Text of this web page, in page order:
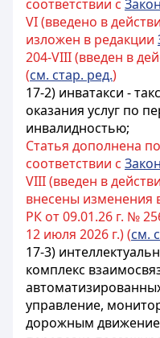
соответствии с
VI (введено в
изложен в редакции
204-VIII (введен в
(см. стар. ред.)
17-2) инватакси -
оказания услуг по
инвалидностью;
Статья дополнена
соответствии с
VIII (введен в
внесены изменения
РК от 09.01.26 г. №
12 июля 2026 г.) (см.
17-3)
комплекс
управление,
дорожным